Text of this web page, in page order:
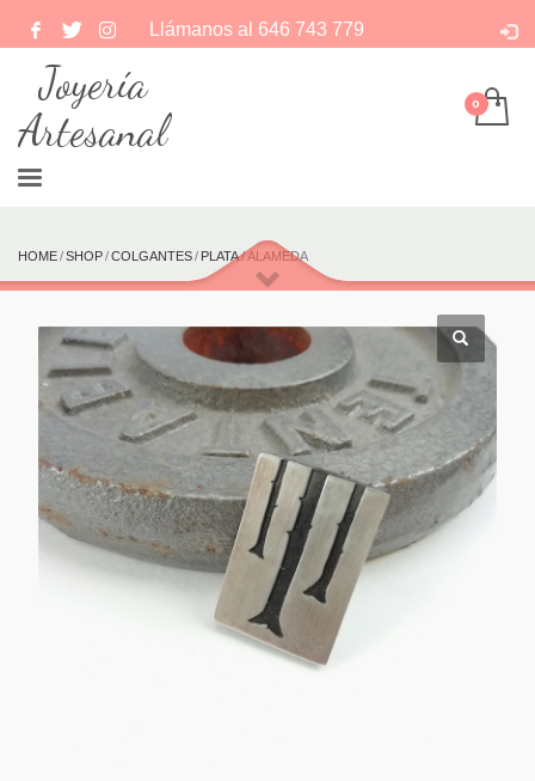
Llámanos al 646 743 779
Joyería
Artesanal
HOME SHOP COLGANTES PLATA ALAMEDA